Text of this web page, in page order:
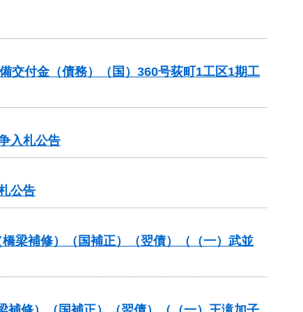
交付金（債務）（国）360号荻町1工区1期工
入札公告
公告
梁補修）（国補正）（翌債）（（一）武並